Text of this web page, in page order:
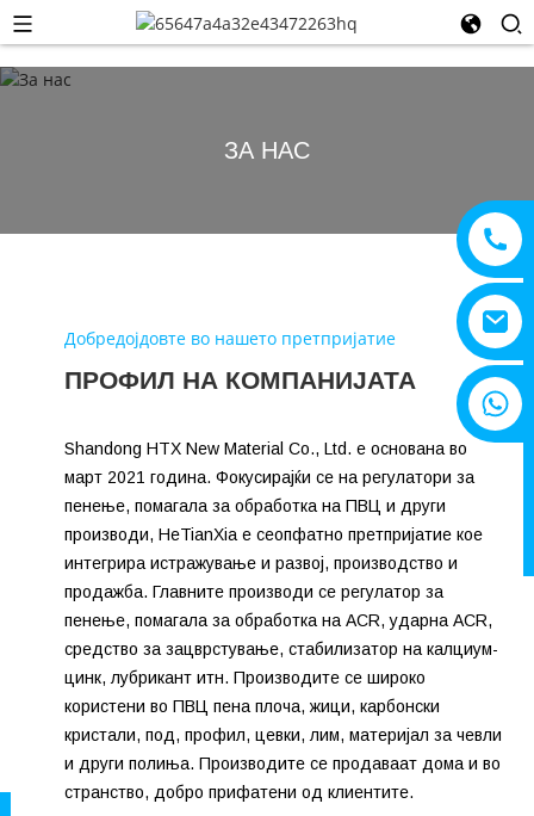
+8615805330828
ЗА НАС
Добредојдовте во нашето претпријатие
ПРОФИЛ НА КОМПАНИЈАТА
Shandong HTX New Material Co., Ltd. е основана во
март 2021 година. Фокусирајќи се на регулатори за
пенење, помагала за обработка на ПВЦ и други
производи, HeTianXia е сеопфатно претпријатие кое
интегрира истражување и развој, производство и
продажба. Главните производи се регулатор за
пенење, помагала за обработка на ACR, ударна ACR,
средство за зацврстување, стабилизатор на калциум-
цинк, лубрикант итн. Производите се широко
користени во ПВЦ пена плоча, жици, карбонски
кристали, под, профил, цевки, лим, материјал за чевли
и други полиња. Производите се продаваат дома и во
странство, добро прифатени од клиентите.